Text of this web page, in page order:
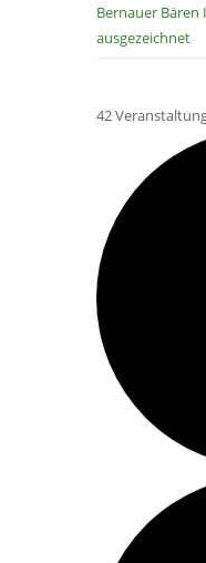
Bernauer Bären
ausgezeichnet
42